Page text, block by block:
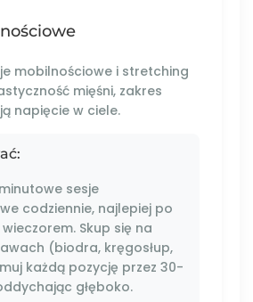
mobilnościowe i stretching
mięśni, zakres
napięcie w ciele.
sesje
codziennie, najlepiej po
Skup się na
(biodra, kręgosłup,
każdą pozycję przez 30-
głęboko.